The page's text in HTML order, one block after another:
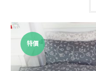
特價